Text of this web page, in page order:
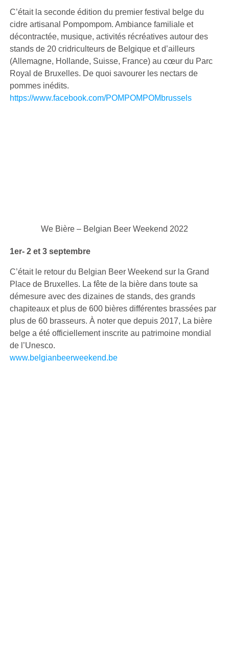
C’était la seconde édition du premier festival belge du
cidre artisanal Pompompom. Ambiance familiale et
décontractée, musique, activités récréatives autour des
stands de 20 cridriculteurs de Belgique et d’ailleurs
(Allemagne, Hollande, Suisse, France) au cœur du Parc
Royal de Bruxelles. De quoi savourer les nectars de
pommes inédits.
https://www.facebook.com/POMPOMPOMbrussels
1er- 2 et 3 septembre
C’était le retour du Belgian Beer Weekend sur la Grand
Place de Bruxelles. La fête de la bière dans toute sa
démesure avec des dizaines de stands, des grands
chapiteaux et plus de 600 bières différentes brassées par
plus de 60 brasseurs. À noter que depuis 2017, La bière
belge a été officiellement inscrite au patrimoine mondial
de l’Unesco.
www.belgianbeerweekend.be
We Bière – Belgian Beer Weekend 2022